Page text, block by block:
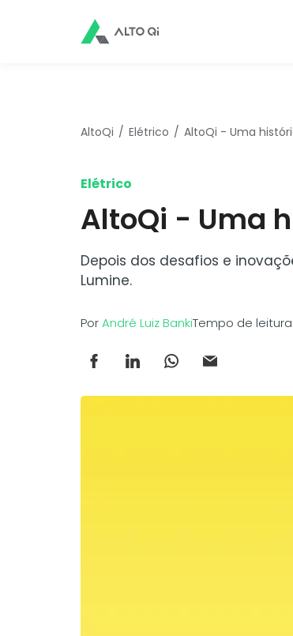
AltoQi Elétrico AltoQi - Uma
Elétrico
AltoQi - Uma
Depois dos desafios e
Lumine.
PorAndré Luiz BankiTempo de